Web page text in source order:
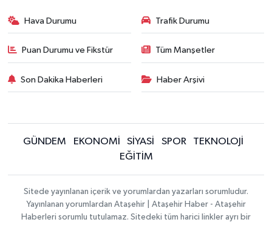
Hava Durumu Trafik Durumu
Puan Durumu ve Fikstür Tüm Manşetler
Son Dakika Haberleri Haber Arşivi
GÜNDEM EKONOMİ SİYASİ SPOR
TEKNOLOJİ
EĞİTİM
Sitede yayınlanan içerik ve yorumlardan yazarları sorumludur.
Yayınlanan yorumlardan Ataşehir | Ataşehir Haber - Ataşehir
Haberleri sorumlu tutulamaz. Sitedeki tüm harici linkler ayrı bir